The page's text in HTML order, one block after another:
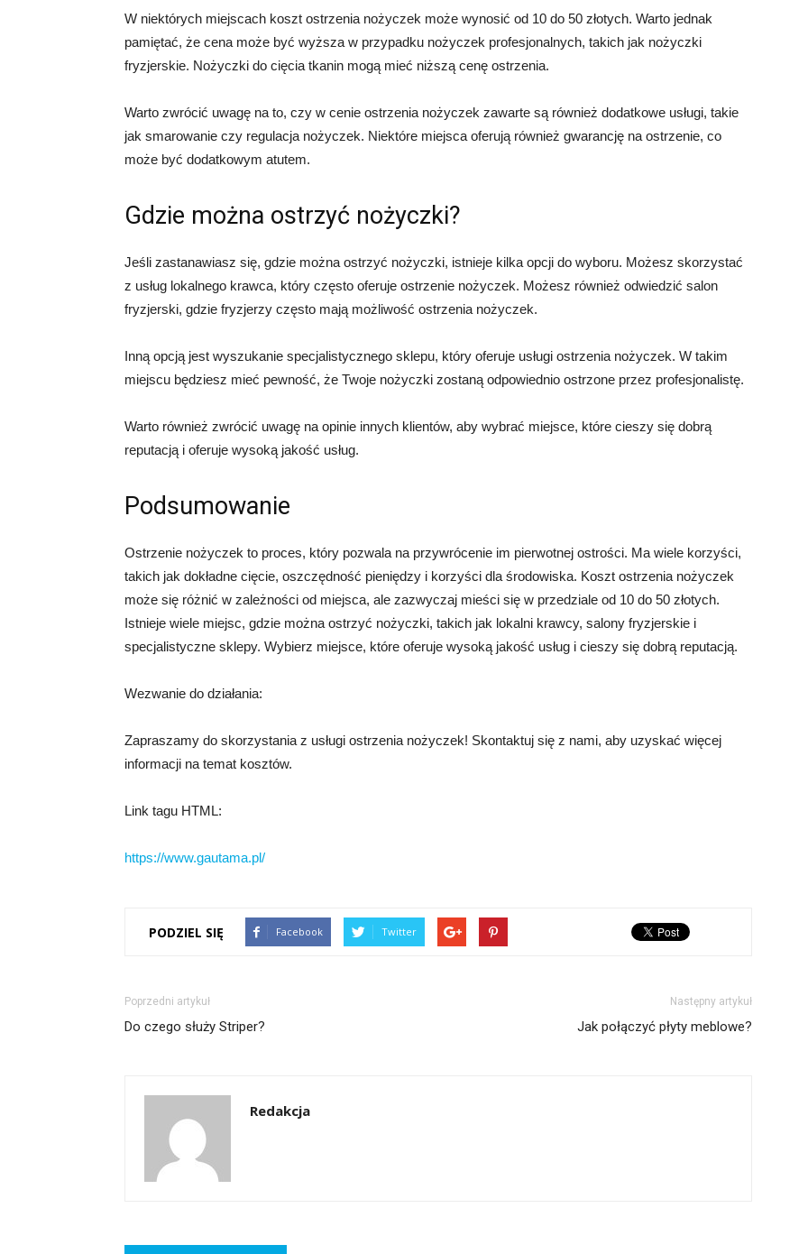
W niektórych miejscach koszt ostrzenia nożyczek może wynosić od 10 do 50 złotych. Warto jednak
pamiętać, że cena może być wyższa w przypadku nożyczek profesjonalnych, takich jak nożyczki
fryzjerskie. Nożyczki do cięcia tkanin mogą mieć niższą cenę ostrzenia.
Warto zwrócić uwagę na to, czy w cenie ostrzenia nożyczek zawarte są również dodatkowe usługi, takie
jak smarowanie czy regulacja nożyczek. Niektóre miejsca oferują również gwarancję na ostrzenie, co
może być dodatkowym atutem.
Gdzie można ostrzyć nożyczki?
Jeśli zastanawiasz się, gdzie można ostrzyć nożyczki, istnieje kilka opcji do wyboru. Możesz skorzystać
z usług lokalnego krawca, który często oferuje ostrzenie nożyczek. Możesz również odwiedzić salon
fryzjerski, gdzie fryzjerzy często mają możliwość ostrzenia nożyczek.
Inną opcją jest wyszukanie specjalistycznego sklepu, który oferuje usługi ostrzenia nożyczek. W takim
miejscu będziesz mieć pewność, że Twoje nożyczki zostaną odpowiednio ostrzone przez profesjonalistę.
Warto również zwrócić uwagę na opinie innych klientów, aby wybrać miejsce, które cieszy się dobrą
reputacją i oferuje wysoką jakość usług.
Podsumowanie
Ostrzenie nożyczek to proces, który pozwala na przywrócenie im pierwotnej ostrości. Ma wiele korzyści,
takich jak dokładne cięcie, oszczędność pieniędzy i korzyści dla środowiska. Koszt ostrzenia nożyczek
może się różnić w zależności od miejsca, ale zazwyczaj mieści się w przedziale od 10 do 50 złotych.
Istnieje wiele miejsc, gdzie można ostrzyć nożyczki, takich jak lokalni krawcy, salony fryzjerskie i
specjalistyczne sklepy. Wybierz miejsce, które oferuje wysoką jakość usług i cieszy się dobrą reputacją.
Wezwanie do działania:
Zapraszamy do skorzystania z usługi ostrzenia nożyczek! Skontaktuj się z nami, aby uzyskać więcej
informacji na temat kosztów.
Link tagu HTML:
https://www.gautama.pl/
PODZIEL SIĘ Facebook Twitter
Poprzedni artykuł
Do czego służy Striper?
Następny artykuł
Jak połączyć płyty meblowe?
Redakcja